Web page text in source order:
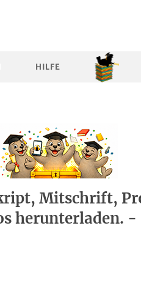
HILFE
Mitschrift,
herunterladen. -